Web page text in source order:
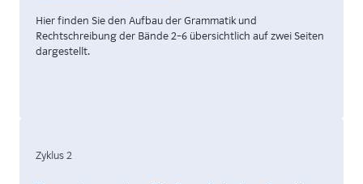
Hier finden Sie den Aufbau der Grammatik und
Rechtschreibung der Bände 2–6 übersichtlich auf zwei Seiten
dargestellt.
Zyklus 2